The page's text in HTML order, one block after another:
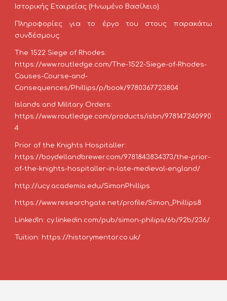
Ιστορικής Εταιρείας (Ηνωμένο Βασίλειο).
Πληροφορίες για το έργο του στους παρακάτω
συνδέσμους:
The 1522 Siege of Rhodes:
https://www.routledge.com/The-1522-Siege-of-Rhodes-
Causes-Course-and-
Consequences/Phillips/p/book/9780367723804
Islands and Military Orders:
https://www.routledge.com/products/isbn/978147240990
4
Prior of the Knights Hospitaller:
https://boydellandbrewer.com/9781843834373/the-prior-
of-the-knights-hospitaller-in-late-medieval-england/
http://ucy.academia.edu/SimonPhillips
https://www.researchgate.net/profile/Simon_Phillips8
LinkedIn: cy.linkedin.com/pub/simon-philips/6b/92b/236/
Tuition: https://historymentor.co.uk/